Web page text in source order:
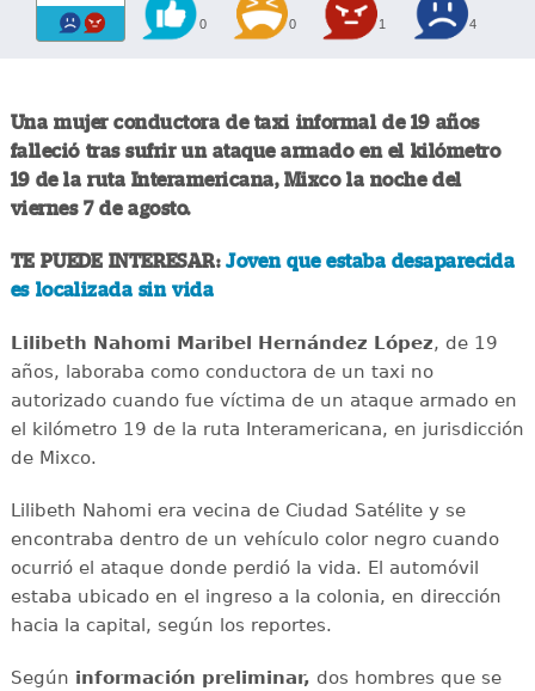
0 0 1 4
Una mujer conductora de taxi informal de 19 años
falleció tras sufrir un ataque armado en el kilómetro
19 de la ruta Interamericana, Mixco la noche del
viernes 7 de agosto.
TE PUEDE INTERESAR:Joven que estaba desaparecida
es localizada sin vida
Lilibeth Nahomi Maribel Hernández López, de 19
años, laboraba como conductora de un taxi no
autorizado cuando fue víctima de un ataque armado en
el kilómetro 19 de la ruta Interamericana, en jurisdicción
de Mixco.
Lilibeth Nahomi era vecina de Ciudad Satélite y se
encontraba dentro de un vehículo color negro cuando
ocurrió el ataque donde perdió la vida. El automóvil
estaba ubicado en el ingreso a la colonia, en dirección
hacia la capital, según los reportes.
Según información preliminar, dos hombres que se